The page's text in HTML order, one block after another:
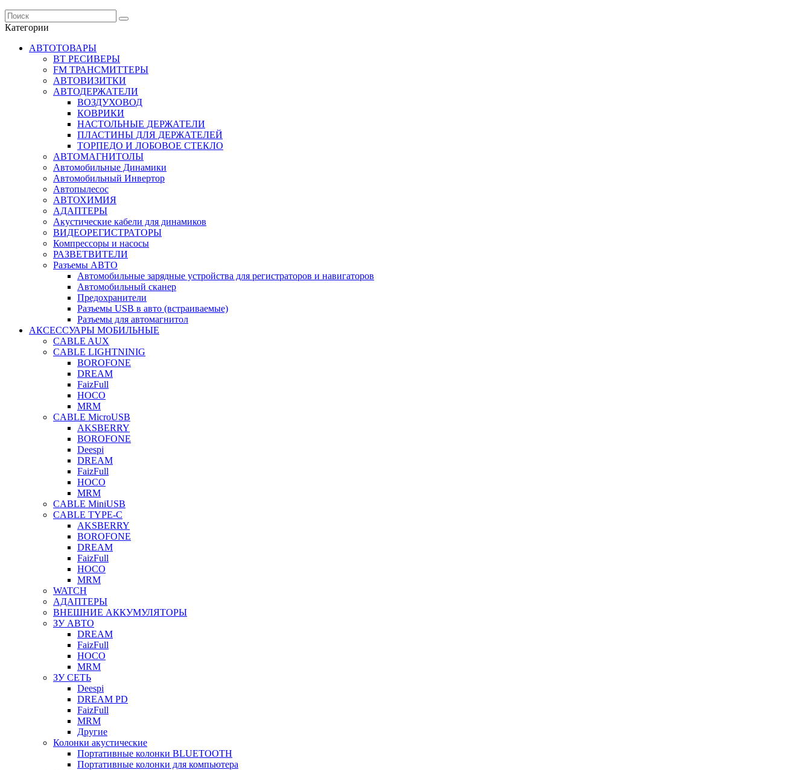
Категории
АВТОТОВАРЫ
BT РЕСИВЕРЫ
FM ТРАНСМИТТЕРЫ
АВТОВИЗИТКИ
АВТОДЕРЖАТЕЛИ
ВОЗДУХОВОД
КОВРИКИ
НАСТОЛЬНЫЕ ДЕРЖАТЕЛИ
ПЛАСТИНЫ ДЛЯ ДЕРЖАТЕЛЕЙ
ТОРПЕДО И ЛОБОВОЕ СТЕКЛО
АВТОМАГНИТОЛЫ
Автомобильные Динамики
Автомобильный Инвертор
Автопылесос
АВТОХИМИЯ
АДАПТЕРЫ
Акустические кабели для динамиков
ВИДЕОРЕГИСТРАТОРЫ
Компрессоры и насосы
РАЗВЕТВИТЕЛИ
Разъемы АВТО
Автомобильные зарядные устройства для регистраторов и навигаторов
Автомобильный сканер
Предохранители
Разъемы USB в авто (встраиваемые)
Разъемы для автомагнитол
АКСЕССУАРЫ МОБИЛЬНЫЕ
CABLE AUX
CABLE LIGHTNINIG
BOROFONE
DREAM
FaizFull
HOCO
MRM
CABLE MicroUSB
AKSBERRY
BOROFONE
Deespi
DREAM
FaizFull
HOCO
MRM
CABLE MiniUSB
CABLE TYPE-C
AKSBERRY
BOROFONE
DREAM
FaizFull
HOCO
MRM
WATCH
АДАПТЕРЫ
ВНЕШНИЕ АККУМУЛЯТОРЫ
ЗУ АВТО
DREAM
FaizFull
HOCO
MRM
ЗУ СЕТЬ
Deespi
DREAM PD
FaizFull
MRM
Другие
Колонки акустические
Портативные колонки BLUETOOTH
Портативные колонки для компьютера